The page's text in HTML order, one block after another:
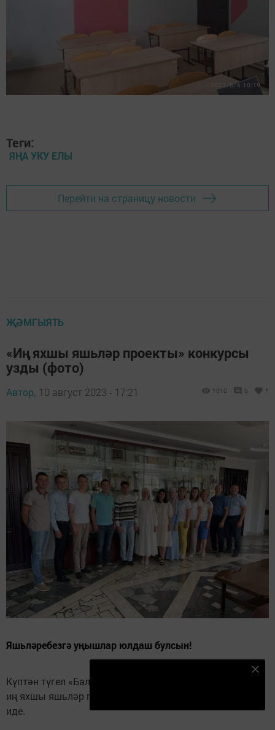
Теги:
ЯҢА УКУ ЕЛЫ
Перейти на страницу новости
ҖӘМГЫЯТЬ
«Иң яхшы яшьләр проекты» конкурсы
узды (фото)
Автор, 10 август 2023 - 17:21 1010 0 1
Яшьләребезгә уңышлар юлдаш булсын!
Күптән түгел «Балтач муниципаль районы премиясенә
иң яхшы яшьләр проекты» конкурсы игълан ителгән
иде.